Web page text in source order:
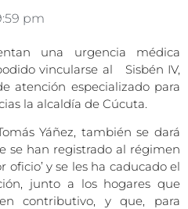
pm
una urgencia médica
vincularse al Sisbén IV,
atención especializado para
la alcaldía de Cúcuta.
Yáñez, también se dará
se han registrado al régimen
oficio’ y se les ha caducado el
junto a los hogares que
contributivo, y que, para